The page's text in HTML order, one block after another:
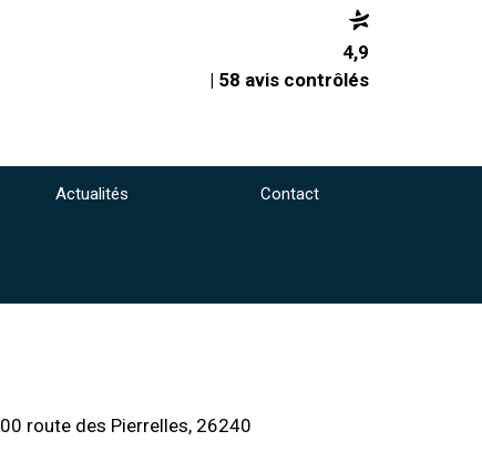
4,9
| 58 avis contrôlés
Actualités Contact
route des Pierrelles, 26240